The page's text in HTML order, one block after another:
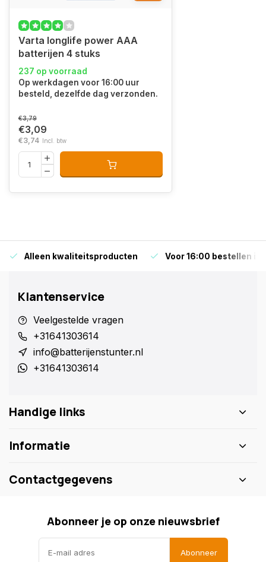
Varta longlife power AAA
batterijen 4 stuks
237 op voorraad
Op werkdagen voor 16:00 uur
besteld, dezelfde dag verzonden.
€3,79
€3,09
€3,74 Incl. btw
Alleen kwaliteitsproducten Voor 16:00 bestellen is
Klantenservice
Veelgestelde vragen
+31641303614
info@batterijenstunter.nl
+31641303614
Handige links
Informatie
Contactgegevens
Abonneer je op onze nieuwsbrief
Abonneer